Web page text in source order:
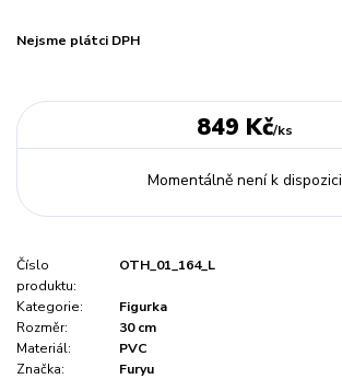
Nejsme plátci DPH
849 Kč/ks
Momentálně není k dispozici
Číslo
produktu:
OTH_01_164_L
Kategorie:
Figurka
Rozměr:
30 cm
Materiál:
PVC
Značka:
Furyu